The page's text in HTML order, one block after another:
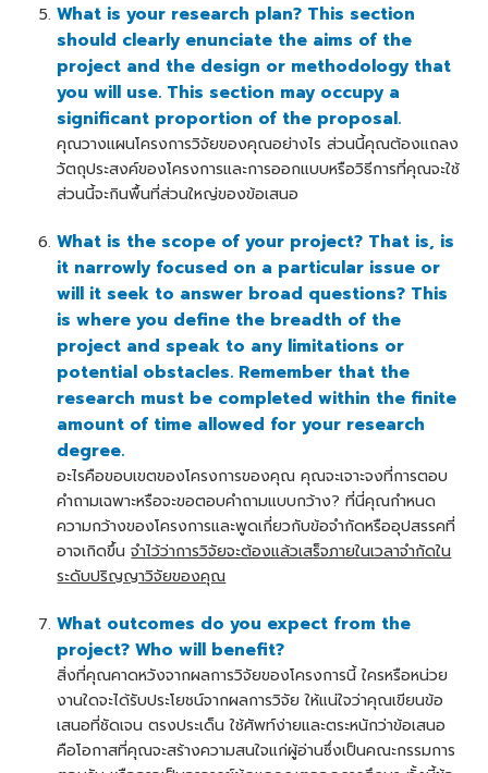
What is your research plan? This section
should clearly enunciate the aims of the
project and the design or methodology that
you will use. This section may occupy a
significant proportion of the proposal.
คุณวางแผนโครงการวิจัยของคุณอย่างไร ส่วนนี้คุณต้องแถลง
วัตถุประสงค์ของโครงการและการออกแบบหรือวิธีการที่คุณจะใช้
ส่วนนี้จะกินพื้นที่ส่วนใหญ่ของข้อเสนอ
What is the scope of your project? That is, is
it narrowly focused on a particular issue or
will it seek to answer broad questions? This
is where you define the breadth of the
project and speak to any limitations or
potential obstacles. Remember that the
research must be completed within the finite
amount of time allowed for your research
degree.
อะไรคือขอบเขตของโครงการของคุณ คุณจะเจาะจงที่การตอบ
คำถามเฉพาะหรือจะขอตอบคำถามแบบกว้าง? ที่นี่คุณกำหนด
ความกว้างของโครงการและพูดเกี่ยวกับข้อจำกัดหรืออุปสรรคที่
อาจเกิดขึ้นจำไว้ว่าการวิจัยจะต้องแล้วเสร็จภายในเวลาจำกัดใน
ระดับปริญญาวิจัยของคุณ
What outcomes do you expect from the
project? Who will benefit?
สิ่งที่คุณคาดหวังจากผลการวิจัยของโครงการนี้ ใครหรือหน่วย
งานใดจะได้รับประโยชน์จากผลการวิจัย ให้แน่ใจว่าคุณเขียนข้อ
เสนอที่ชัดเจน ตรงประเด็น ใช้ศัพท์ง่ายและตระหนักว่าข้อเสนอ
คือโอกาสที่คุณจะสร้างความสนใจแก่ผู้อ่านซึ่งเป็นคณะกรรมการ